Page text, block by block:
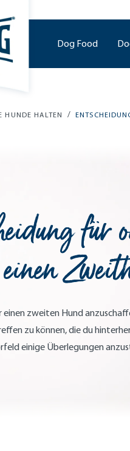
Dog Food
HUNDE HALTEN /
für
einen zweiten Hund
zu können, die du
einige Überlegungen